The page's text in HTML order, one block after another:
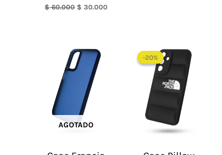
$60.000 $ 30.000
AGOTADO
-20%
-20%
precio
original
era:
$ 60.000.